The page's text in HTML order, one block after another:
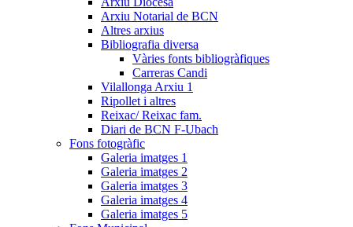
Arxiu Notarial de BCN
Altres arxius
Bibliografia diversa
Vàries fonts bibliogràfiques
Carreras Candi
Vilallonga Arxiu 1
Ripollet i altres
Reixac/ Reixac fam.
Diari de BCN F-Ubach
Fons fotogràfic
Galeria imatges 1
Galeria imatges 2
Galeria imatges 3
Galeria imatges 4
Galeria imatges 5